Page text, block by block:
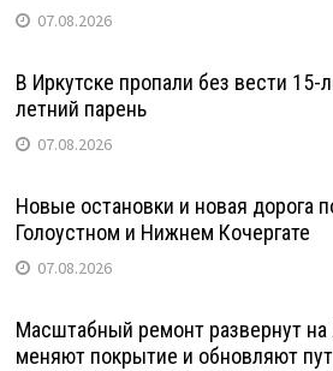
07.08.2026
В Иркутске пропали без вести
летний парень
07.08.2026
Новые остановки и новая дорога
Голоустном и Нижнем Кочергате
07.08.2026
Масштабный ремонт развернут на
меняют покрытие и обновляют